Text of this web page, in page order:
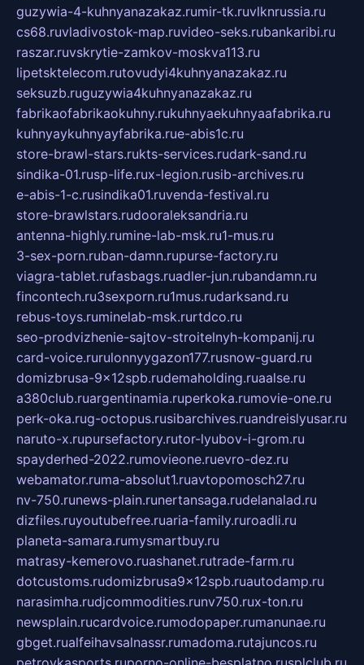
guzywia-4-kuhnyanazakaz.rumir-tk.ruvlknrussia.ru
cs68.ruvladivostok-map.ruvideo-seks.rubankaribi.ru
raszar.ruvskrytie-zamkov-moskva113.ru
lipetsktelecom.rutovudyi4kuhnyanazakaz.ru
seksuzb.ruguzywia4kuhnyanazakaz.ru
fabrikaofabrikaokuhny.rukuhnyaekuhnyaafabrika.ru
kuhnyaykuhnyayfabrika.rue-abis1c.ru
store-brawl-stars.rukts-services.rudark-sand.ru
sindika-01.rusp-life.rux-legion.rusib-archives.ru
e-abis-1-c.rusindika01.ruvenda-festival.ru
store-brawlstars.rudooraleksandria.ru
antenna-highly.rumine-lab-msk.ru1-mus.ru
3-sex-porn.ruban-damn.rupurse-factory.ru
viagra-tablet.rufasbags.ruadler-jun.rubandamn.ru
fincontech.ru3sexporn.ru1mus.rudarksand.ru
rebus-toys.ruminelab-msk.rurtdco.ru
seo-prodvizhenie-sajtov-stroitelnyh-kompanij.ru
card-voice.rurulonnyygazon177.rusnow-guard.ru
domizbrusa-9x12spb.rudemaholding.ruaalse.ru
a380club.ruargentinamia.ruperkoka.rumovie-one.ru
perk-oka.rug-octopus.rusibarchives.ruandreislyusar.ru
naruto-x.rupursefactory.rutor-lyubov-i-grom.ru
spayderhed-2022.rumovieone.ruevro-dez.ru
webamator.ruma-absolut1.ruavtopomosch27.ru
nv-750.runews-plain.runertansaga.rudelanalad.ru
dizfiles.ruyoutubefree.ruaria-family.ruroadli.ru
planeta-samara.rumysmartbuy.ru
matrasy-kemerovo.ruashanet.rutrade-farm.ru
dotcustoms.rudomizbrusa9x12spb.ruautodamp.ru
narasimha.rudjcommodities.runv750.rux-ton.ru
newsplain.rucardvoice.rumodopaper.rumanunae.ru
gbget.rualfeihavsalnassr.rumadoma.rutajuncos.ru